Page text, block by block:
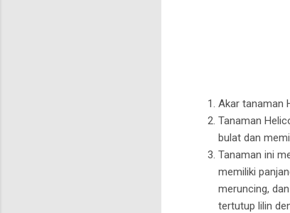
Akar tanaman
Tanaman
bulat dan
Tanaman ini
memiliki
meruncing,
tertutup lilin